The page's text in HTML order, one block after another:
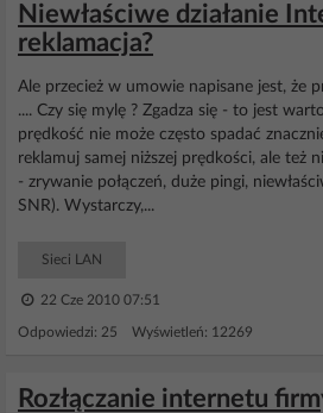
Niewłaściwe działanie
reklamacja?
Ale przecież w umowie napisane jest, że
.... Czy się mylę ? Zgadza się - to jest
prędkość nie może często spadać
reklamuj samej niższej prędkości, ale też
- zrywanie połączeń, duże pingi,
SNR). Wystarczy,...
Sieci LAN
22 Cze 2010 07:51
Odpowiedzi: 25 Wyświetleń: 12269
Rozłączanie internetu